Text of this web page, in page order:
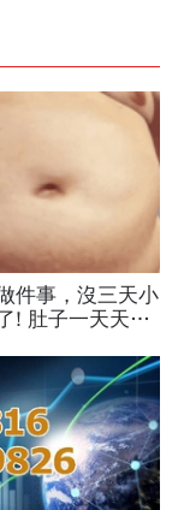
件事，沒三天小
! 肚子一天天變